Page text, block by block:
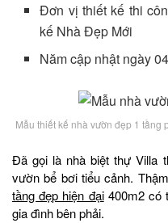
Đơn vị thiết kế thi
kế Nhà Đẹp Mới
Năm cập nhật ngày
Mẫu thiết kế nhà vườn đẹp 1 tầng
Đã gọi là nhà biệt thự Villa
vườn bể bơi tiểu cảnh.
tầng đẹp hiện đại400m2 có
gia đình bên phải.